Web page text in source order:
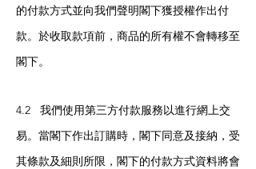
的付款方式並向我們聲明閣下獲授權作出付
款。於收取款項前，商品的所有權不會轉移至
閣下。
4.2 我們使用第三方付款服務以進行網上交
易。當閣下作出訂購時，閣下同意及接納，受
其條款及細則所限，閣下的付款方式資料將會